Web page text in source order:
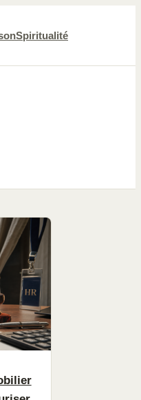
Spiritualité